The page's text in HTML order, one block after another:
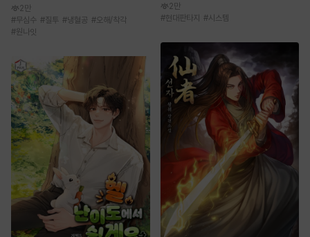
2만
#무심수 #질투 #냉혈공 #오해/착각
#원나잇
2만
#현대판타지 #시스템